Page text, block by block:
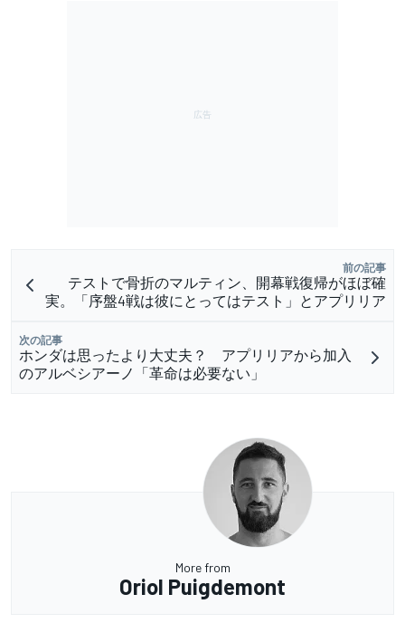
前の記事
テストで骨折のマルティン、開幕戦復帰がほぼ確
実。「序盤4戦は彼にとってはテスト」とアプリリア
次の記事
ホンダは思ったより大丈夫？ アプリリアから加入
のアルベシアーノ「革命は必要ない」
More from
Oriol Puigdemont